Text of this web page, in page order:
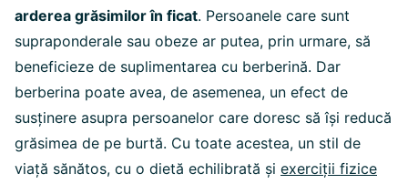
arderea grăsimilor în ficat. Persoanele care sunt
supraponderale sau obeze ar putea, prin urmare, să
beneficieze de suplimentarea cu berberină. Dar
berberina poate avea, de asemenea, un efect de
susținere asupra persoanelor care doresc să își reducă
grăsimea de pe burtă. Cu toate acestea, un stil de
viață sănătos, cu o dietă echilibrată și exerciții fizice